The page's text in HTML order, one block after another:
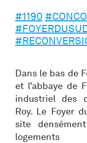
#1190
Dans le bas de
et l’abbaye de
industriel des
Roy. Le Foyer
site
logements